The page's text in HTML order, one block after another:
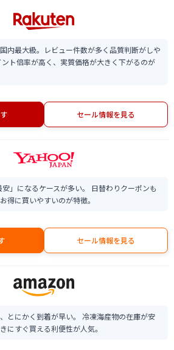
内最大級。レビュー件数が多く品質判断がしや
ト倍率が高く、実質価格が大きく下がるのが
セール情報を見る
」になるケースが多い。 日替わりクーポンも
得に買いやすいのが特徴。
セール情報を見る
とにかく到着が早い。 冷凍海産物の在庫が安
にすぐ買える利便性が人気。